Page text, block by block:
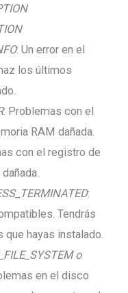
: Un error en el
los últimos
: Problemas con el
RAM dañada.
con el registro de
:
Tendrás
hayas instalado.
o
en el disco